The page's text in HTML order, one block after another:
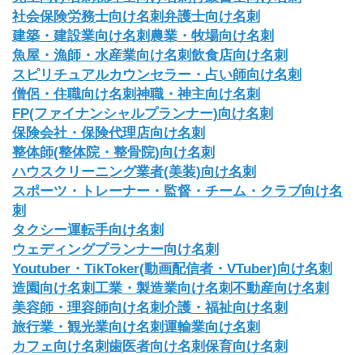
社会保険労務士向け名刺弁護士向け名刺
建築・建設業向け名刺 農業・牧場向け名刺
魚屋・漁師・水産業向け名刺飲食店向け名刺
スピリチュアルカウンセラー・占い師向け名刺
僧侶・住職向け名刺神職・神主向け名刺
FP(ファイナンシャルプランナー)向け名刺
保険会社・保険代理店向け名刺
整体師(整体院・整骨院)向け名刺
ハウスクリーニング業者(美装)向け名刺
スポーツ・トレーナー・監督・チーム・クラブ向け名
刺
タクシー運転手向け名刺
ウェディングプランナー向け名刺
Youtuber・TikToker(動画配信者・VTuber)向け名刺
造園向け名刺工業・製造業向け名刺不動産向け名刺
美容師・理容師向け名刺介護・福祉向け名刺
旅行業・観光業向け名刺運輸業向け名刺
カフェ向け名刺歯医者向け名刺保育向け名刺